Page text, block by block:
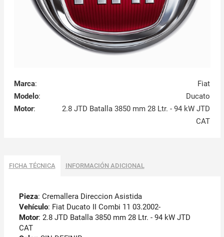
Marca:
Fiat
Modelo:
Ducato
Motor:
2.8 JTD Batalla 3850 mm 28 Ltr. - 94 kW JTD
CAT
FICHA TÉCNICA INFORMACIÓN ADICIONAL
Pieza: Cremallera Direccion Asistida
Vehículo: Fiat Ducato II Combi 11 03.2002-
Motor: 2.8 JTD Batalla 3850 mm 28 Ltr. - 94 kW JTD
CAT